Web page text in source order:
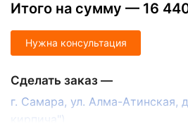
Итого на сумму — 16
Нужна консультация
Сделать заказ —
г. Самара, ул. Алма-Атинская,
кирпича")